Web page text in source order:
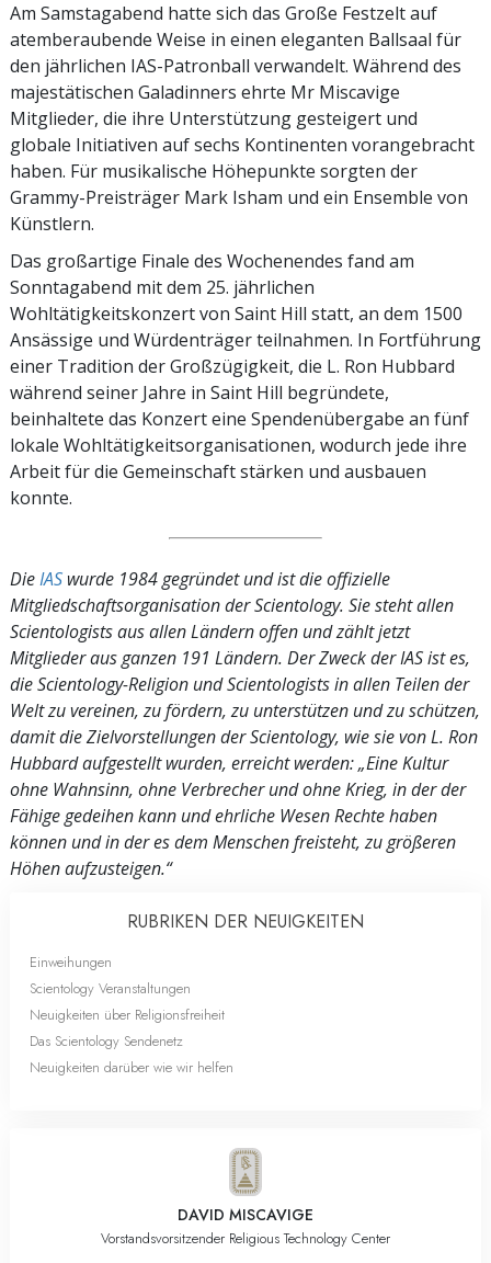
Am Samstagabend hatte sich das Große Festzelt auf
atemberaubende Weise in einen eleganten Ballsaal für
den jährlichen IAS-Patronball verwandelt. Während des
majestätischen Galadinners ehrte Mr Miscavige
Mitglieder, die ihre Unterstützung gesteigert und
globale Initiativen auf sechs Kontinenten vorangebracht
haben. Für musikalische Höhepunkte sorgten der
Grammy-Preisträger Mark Isham und ein Ensemble von
Künstlern.
Das großartige Finale des Wochenendes fand am
Sonntagabend mit dem 25. jährlichen
Wohltätigkeitskonzert von Saint Hill statt, an dem 1500
Ansässige und Würdenträger teilnahmen. In Fortführung
einer Tradition der Großzügigkeit, die L. Ron Hubbard
während seiner Jahre in Saint Hill begründete,
beinhaltete das Konzert eine Spendenübergabe an fünf
lokale Wohltätigkeitsorganisationen, wodurch jede ihre
Arbeit für die Gemeinschaft stärken und ausbauen
konnte.
DieIAS wurde 1984 gegründet und ist die offizielle
Mitgliedschaftsorganisation der Scientology. Sie steht allen
Scientologists aus allen Ländern offen und zählt jetzt
Mitglieder aus ganzen 191 Ländern. Der Zweck der IAS ist es,
die Scientology-Religion und Scientologists in allen Teilen der
Welt zu vereinen, zu fördern, zu unterstützen und zu schützen,
damit die Zielvorstellungen der Scientology, wie sie von L. Ron
Hubbard aufgestellt wurden, erreicht werden: „Eine Kultur
ohne Wahnsinn, ohne Verbrecher und ohne Krieg, in der der
Fähige gedeihen kann und ehrliche Wesen Rechte haben
können und in der es dem Menschen freisteht, zu größeren
Höhen aufzusteigen.“
RUBRIKEN DER NEUIGKEITEN
Einweihungen
Scientology Veranstaltungen
Neuigkeiten über Religionsfreiheit
Das Scientology Sendenetz
Neuigkeiten darüber wie wir helfen
DAVID MISCAVIGE
Vorstandsvorsitzender Religious Technology Center